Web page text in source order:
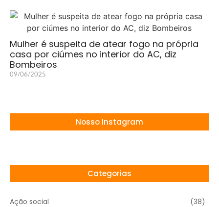
Mulher é suspeita de atear fogo na própria
casa por ciúmes no interior do AC, diz
Bombeiros
09/06/2025
Nosso Instagram
Categorias
Ação social
(38)